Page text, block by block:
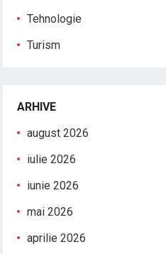
Tehnologie
Turism
ARHIVE
august 2026
iulie 2026
iunie 2026
mai 2026
aprilie 2026